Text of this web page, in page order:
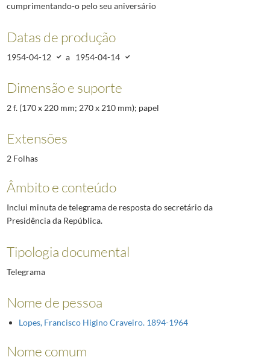
cumprimentando-o pelo seu aniversário
Datas de produção
1954-04-12 a 1954-04-14
Dimensão e suporte
2 f. (170 x 220 mm; 270 x 210 mm); papel
Extensões
2 Folhas
Âmbito e conteúdo
Inclui minuta de telegrama de resposta do secretário da
Presidência da República.
Tipologia documental
Telegrama
Nome de pessoa
Lopes, Francisco Higino Craveiro. 1894-1964
Nome comum